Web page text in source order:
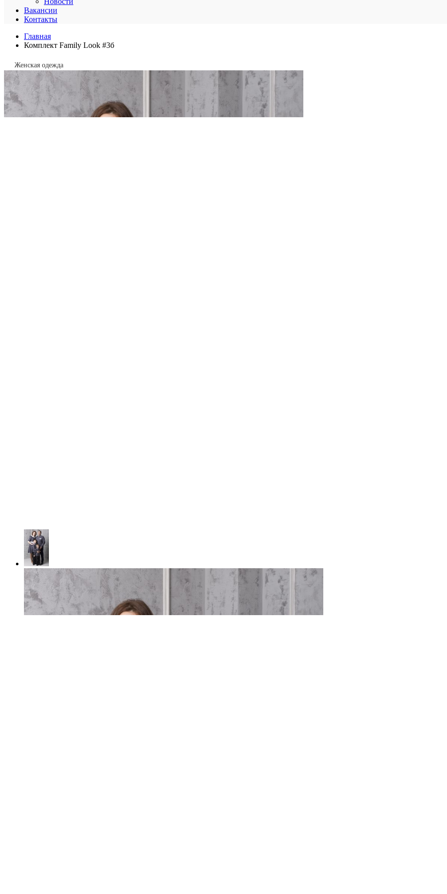
Вакансии
Контакты
Главная
Комплект Family Look #3б
Женская одежда